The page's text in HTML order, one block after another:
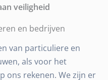
veiligheid
en bedrijven
van particuliere en
als voor het
ons rekenen. We zijn er